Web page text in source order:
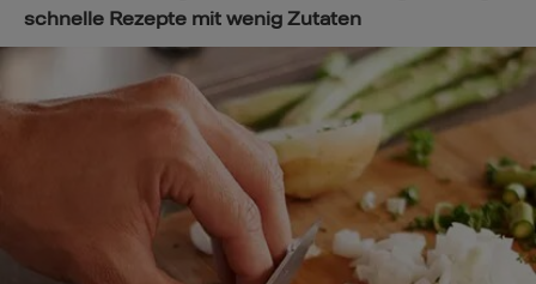
schnelle Rezepte mit wenig Zutaten